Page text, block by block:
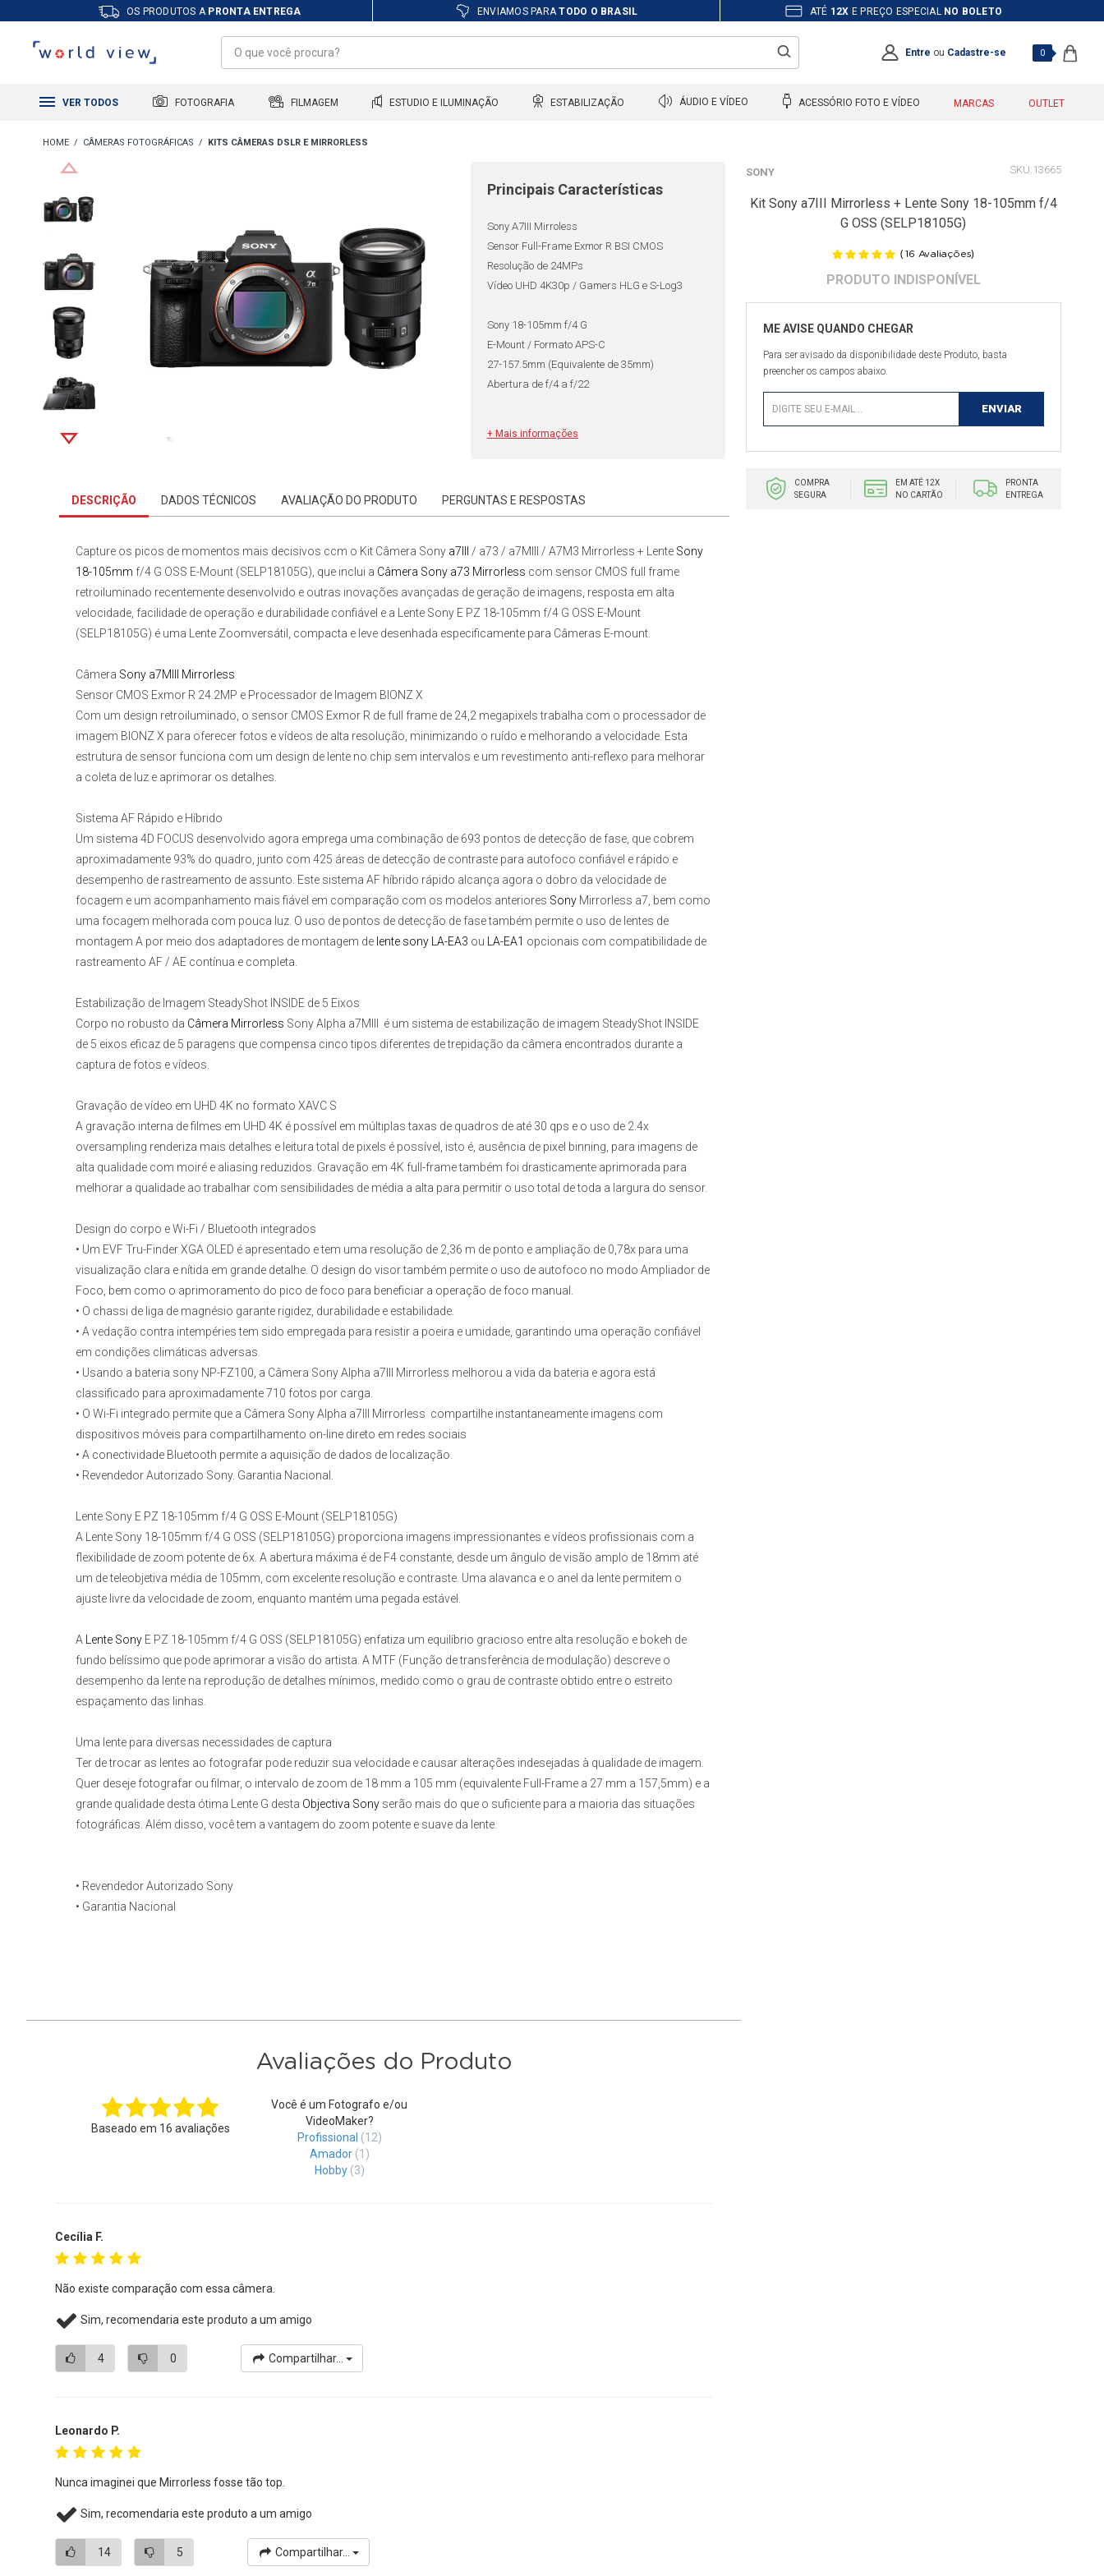
OS PRODUTOS A PRONTA ENTREGA ENVIAMOS PARATODO O BRASIL ATÉ 12X E PREÇO ESPECIAL NO BOLETO
Entre ou Cadastre-se 0
VER TODOS FOTOGRAFIA FILMAGEM ESTUDIO E ILUMINAÇÃO ESTABILIZAÇÃO ÁUDIO E VÍDEO ACESSÓRIO FOTO E VÍDEO MARCAS OUTLET
CÂMERAS FOTOGRÁFICAS KITS CÂMERAS DSLR E MIRRORLESS
Principais Características
Sony A7III Mirroless
Sensor Full-Frame Exmor R BSI CMOS
Resolução de 24MPs
Vídeo UHD 4K30p / Gamers HLG e S-Log3
Sony 18-105mm f/4 G
E-Mount / Formato APS-C
27-157.5mm (Equivalente de 35mm)
Abertura de f/4 a f/22
Garantia Nacional
+ Mais informações
SONY 13665
Kit Sony a7III Mirrorless + Lente Sony 18-105mm f/4
G OSS (SELP18105G)
(16 Avaliações)
Para ser avisado da disponibilidade deste Produto, basta
preencher os campos abaixo.
COMPRA
SEGURA
EM ATÉ 12X
NO CARTÃO
PRONTA
ENTREGA
DESCRIÇÃO DADOS TÉCNICOS AVALIAÇÃO DO PRODUTO PERGUNTAS E RESPOSTAS
Capture os picos de momentos mais decisivos ccm o Kit Câmera Sony a7III / a73 / a7MIII / A7M3 Mirrorless + Lente Sony
18-105mm f/4 G OSS E-Mount (SELP18105G) , que inclui a Câmera Sony a73 Mirrorless com sensor CMOS full frame
retroiluminado recentemente desenvolvido e outras inovações avançadas de geração de imagens, resposta em alta
velocidade, facilidade de operação e durabilidade confiável e a Lente Sony E PZ 18-105mm f/4 G OSS E-Mount
(SELP18105G) é uma Lente Zoomversátil, compacta e leve desenhada especificamente para Câmeras E-mount.
Câmera Sony a7MIII Mirrorless
Sensor CMOS Exmor R 24.2MP e Processador de Imagem BIONZ X
Com um design retroiluminado, o sensor CMOS Exmor R de full frame de 24,2 megapixels trabalha com o processador de
imagem BIONZ X para oferecer fotos e vídeos de alta resolução, minimizando o ruído e melhorando a velocidade. Esta
estrutura de sensor funciona com um design de lente no chip sem intervalos e um revestimento anti-reflexo para melhorar
a coleta de luz e aprimorar os detalhes.
Sistema AF Rápido e Híbrido
Um sistema 4D FOCUS desenvolvido agora emprega uma combinação de 693 pontos de detecção de fase, que cobrem
aproximadamente 93% do quadro, junto com 425 áreas de detecção de contraste para autofoco confiável e rápido e
desempenho de rastreamento de assunto. Este sistema AF híbrido rápido alcança agora o dobro da velocidade de
focagem e um acompanhamento mais fiável em comparação com os modelos anteriores Sony Mirrorless a7 , bem como
uma focagem melhorada com pouca luz. O uso de pontos de detecção de fase também permite o uso de lentes de
montagem A por meio dos adaptadores de montagem de lente sony LA-EA3 ou LA-EA1 opcionais com compatibilidade de
rastreamento AF / AE contínua e completa.
Estabilização de Imagem SteadyShot INSIDE de 5 Eixos
Corpo no robusto da Câmera Mirrorless Sony Alpha a7MIII
é um sistema de estabilização de imagem SteadyShot INSIDE
de 5 eixos eficaz de 5 paragens que compensa cinco tipos diferentes de trepidação da câmera encontrados durante a
captura de fotos e vídeos.
Gravação de vídeo em UHD 4K no formato XAVC S
A gravação interna de filmes em UHD 4K é possível em múltiplas taxas de quadros de até 30 qps e o uso de 2.4x
oversampling renderiza mais detalhes e leitura total de pixels é possível, isto é, ausência de pixel binning, para imagens de
alta qualidade com moiré e aliasing reduzidos. Gravação em 4K full-frame também foi drasticamente aprimorada para
melhorar a qualidade ao trabalhar com sensibilidades de média a alta para permitir o uso total de toda a largura do sensor.
Design do corpo e Wi-Fi / Bluetooth integrados
• Um EVF Tru-Finder XGA OLED é apresentado e tem uma resolução de 2,36 m de ponto e ampliação de 0,78x para uma
visualização clara e nítida em grande detalhe. O design do visor também permite o uso de autofoco no modo Ampliador de
Foco, bem como o aprimoramento do pico de foco para beneficiar a operação de foco manual.
• O chassi de liga de magnésio garante rigidez, durabilidade e estabilidade.
• A vedação contra intempéries tem sido empregada para resistir a poeira e umidade, garantindo uma operação confiável
em condições climáticas adversas.
• Usando a bateria sony NP-FZ100 , a Câmera Sony Alpha a7III Mirrorless melhorou a vida da bateria e agora está
classificado para aproximadamente 710 fotos por carga.
• O Wi-Fi integrado permite que a Câmera Sony Alpha a7III Mirrorless compartilhe instantaneamente imagens com
dispositivos móveis para compartilhamento on-line direto em redes sociais
• A conectividade Bluetooth permite a aquisição de dados de localização.
• Revendedor Autorizado Sony. Garantia Nacional.
Lente Sony E PZ 18-105mm f/4 G OSS E-Mount (SELP18105G)
A
Lente Sony 18-105mm f/4 G OSS (SELP18105G) proporciona imagens impressionantes e vídeos profissionais com a
flexibilidade de zoom potente de 6x. A abertura máxima é de F4 constante, desde um ângulo de visão amplo de 18mm até
um de teleobjetiva média de 105mm, com excelente resolução e contraste. Uma alavanca e o anel da lente permitem o
ajuste livre da velocidade de zoom, enquanto mantém uma pegada estável.
A Lente Sony E PZ 18-105mm f/4 G OSS (SELP18105G) enfatiza um equilíbrio gracioso entre alta resolução e bokeh de
fundo belíssimo que pode aprimorar a visão do artista. A MTF (Função de transferência de modulação) descreve o
desempenho da lente na reprodução de detalhes mínimos, medido como o grau de contraste obtido entre o estreito
espaçamento das linhas.
Uma lente para diversas necessidades de captura
Ter de trocar as lentes ao fotografar pode reduzir sua velocidade e causar alterações indesejadas à qualidade de imagem.
Quer deseje fotografar ou filmar, o intervalo de zoom de 18 mm a 105 mm (equivalente Full-Frame a 27 mm a 157,5mm) e a
grande qualidade desta ótima Lente G desta Objectiva Sony serão mais do que o suficiente para a maioria das situações
fotográficas. Além disso, você tem a vantagem do zoom potente e suave da lente.
• Revendedor Autorizado Sony
• Garantia Nacional
Avaliações do Produto
Baseado em 16 avaliações
Você é um Fotografo e/ou
VideoMaker?
Profissional (12)
Amador (1)
Hobby (3)
Cecília F.
Não existe comparação com essa câmera.
Sim, recomendaria este produto a um amigo
4 0 Compartilhar...
Leonardo P.
Nunca imaginei que Mirrorless fosse tão top.
Sim, recomendaria este produto a um amigo
14 5 Compartilhar...